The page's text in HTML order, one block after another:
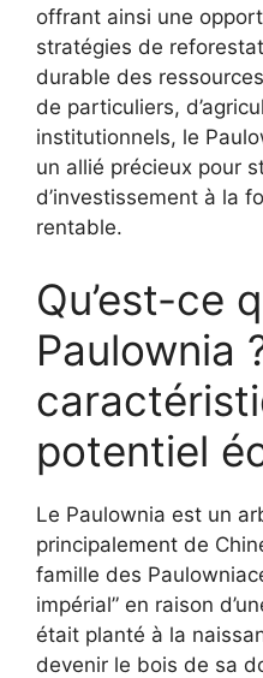
offrant ainsi une
stratégies de
durable des ressources
de particuliers,
institutionnels, le
un allié précieux pour
d’investissement à la
rentable.
Qu’est-ce
Paulownia
potentiel
Le Paulownia est un
principalement de
famille des
impérial” en raison
était planté à la
devenir le bois de sa